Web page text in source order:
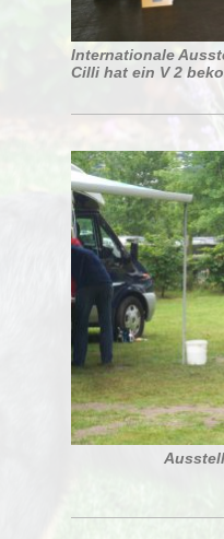
Internationale
Cilli hat ein V 2